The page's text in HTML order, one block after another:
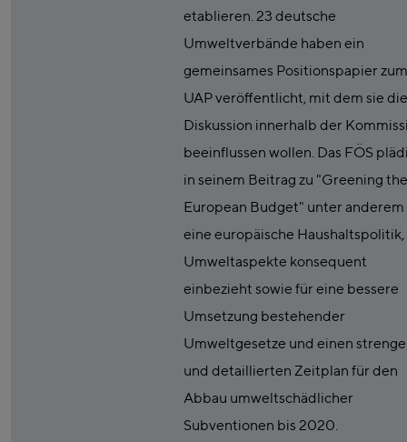
etablieren. 23 deutsche
Umweltverbände haben ein
gemeinsames Positionspapier zum
UAP veröffentlicht, mit dem sie die
Diskussion innerhalb der
beeinflussen wollen. Das FÖS
in seinem Beitrag zu "Greening the
European Budget" unter anderem
eine europäische
Umweltaspekte konsequent
einbezieht sowie für eine bessere
Umsetzung bestehender
Umweltgesetze und einen
und detaillierten Zeitplan für den
Abbau umweltschädlicher
Subventionen bis 2020.